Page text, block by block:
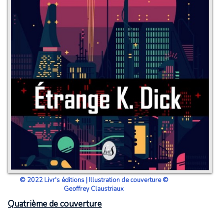
© 2022 Livr's éditions | Illustration de couverture ©
Geoffrey Claustriaux
Quatrième de couverture